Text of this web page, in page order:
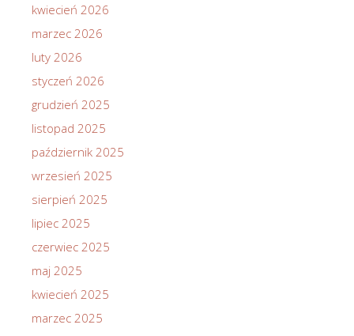
kwiecień 2026
marzec 2026
luty 2026
styczeń 2026
grudzień 2025
listopad 2025
październik 2025
wrzesień 2025
sierpień 2025
lipiec 2025
czerwiec 2025
maj 2025
kwiecień 2025
marzec 2025